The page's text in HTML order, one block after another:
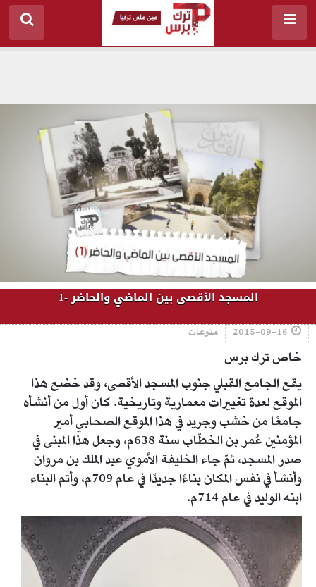
المسجد الأقصى بين الماضي والحاضر -1
2015-09-16 منوعات
خاص ترك برس
يقع الجامع القبلي جنوب المسجد الأقصى، وقد خضع هذا
الموقع لعدة تغييرات معمارية وتاريخية. كان أول من أنشأه
جامعًا من خشب وجريد في هذا الموقع الصحابي أمير
المؤمنين عُمر بن الخطّاب سنة 638م، وجعل هذا المبنى في
صدر المسجد، ثمّ جاء الخليفة الأموي عبد الملك بن مروان
وأنشأ في نفس المكان بناءًا جديدًا في عام 709م، وأتم البناء
ابنه الوليد في عام 714م.